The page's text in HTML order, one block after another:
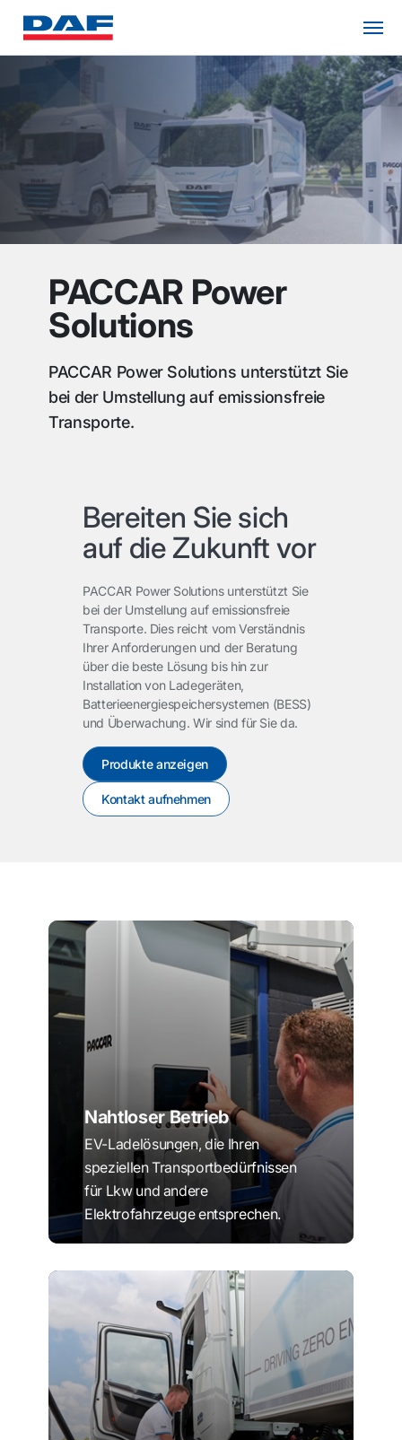
PACCAR Power
Solutions
PACCAR Power Solutions unterstützt Sie
bei der Umstellung auf emissionsfreie
Transporte.
Bereiten Sie sich
auf die Zukunft vor
PACCAR Power Solutions unterstützt Sie
bei der Umstellung auf emissionsfreie
Transporte. Dies reicht vom Verständnis
Ihrer Anforderungen und der Beratung
über die beste Lösung bis hin zur
Installation von Ladegeräten,
Batterieenergiespeichersystemen (BESS)
und Überwachung. Wir sind für Sie da.
Produkte anzeigen
Kontakt aufnehmen
Nahtloser Betrieb
EV-Ladelösungen, die Ihren
speziellen Transportbedürfnissen
für Lkw und andere
Elektrofahrzeuge entsprechen.